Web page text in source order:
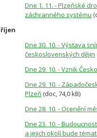
Dne 1. 11. - Plzeňské
záchranného systému
říjen
Dne 30. 10. - Výstava
československých dějin
Dne 29. 10. - Vznik
Dne 29. 10. -
Plzeň (doc, 74,0 kB)
Dne 28. 10. - Ocenění
Dne 23. 10. -
a jejich okolí bude